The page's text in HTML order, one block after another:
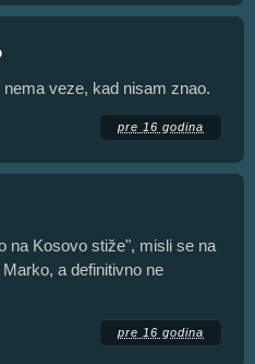
veze, kad nisam znao.
pre 16 godina
na Kosovo stiže", misli se na
a definitivno ne
pre 16 godina